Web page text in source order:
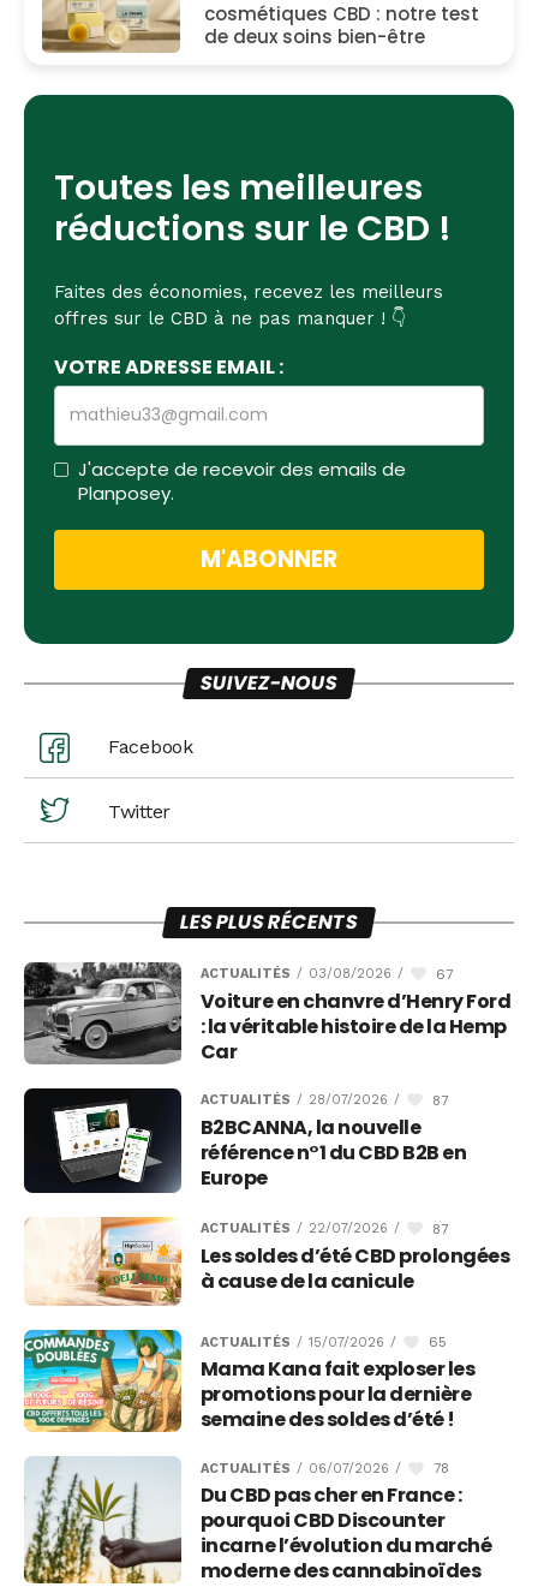
Toutes les meilleures
réductions sur le CBD !
Faites des économies, recevez les meilleurs
offres sur le CBD à ne pas manquer ! 👇
VOTRE ADRESSE EMAIL :
J'accepte de recevoir des emails de
Planposey.
cosmétiques CBD : notre test
de deux soins bien-être
SUIVEZ-NOUS
Facebook
Twitter
LES PLUS RÉCENTS
ACTUALITÉS / 03/08/2026 / 67
Voiture en chanvre d’Henry Ford
: la véritable histoire de la Hemp
Car
ACTUALITÉS / 28/07/2026 / 87
B2BCANNA, la nouvelle
référence n°1 du CBD B2B en
Europe
ACTUALITÉS / 22/07/2026 / 87
Les soldes d’été CBD prolongées
à cause de la canicule
ACTUALITÉS / 15/07/2026 / 65
Mama Kana fait exploser les
promotions pour la dernière
semaine des soldes d’été !
ACTUALITÉS / 06/07/2026 / 78
Du CBD pas cher en France :
pourquoi CBD Discounter
incarne l’évolution du marché
moderne des cannabinoïdes